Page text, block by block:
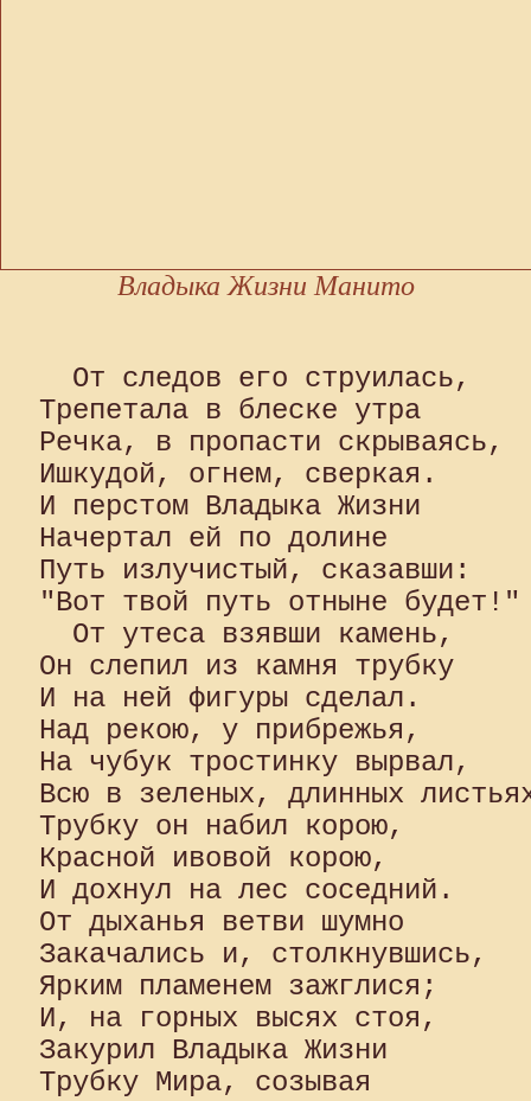
Владыка Жизни Манито
  От следов его струилась,
Трепетала в блеске утра
Речка, в пропасти скрываясь,
Ишкудой, огнем, сверкая.
И перстом Владыка Жизни
Начертал ей по долине
Путь излучистый, сказавши:
"Вот твой путь отныне будет!"
  От утеса взявши камень,
Он слепил из камня трубку
И на ней фигуры сделал.
Над рекою, у прибрежья,
На чубук тростинку вырвал,
Всю в зеленых, длинных
Трубку он набил корою,
Красной ивовой корою,
И дохнул на лес соседний.
От дыханья ветви шумно
Закачались и, столкнувшись,
Ярким пламенем зажглися;
И, на горных высях стоя,
Закурил Владыка Жизни
Трубку Мира, созывая